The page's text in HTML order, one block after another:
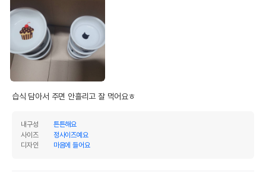
습식 담아서 주면 안흘리고 잘 먹어요ㅎ
내구성
튼튼해요
사이즈
정사이즈예요
디자인
마음에 들어요